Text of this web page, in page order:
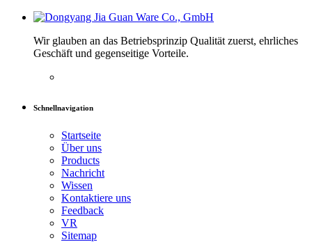
Wir glauben an das Betriebsprinzip Qualität zuerst, ehrliches
Geschäft und gegenseitige Vorteile.
Schnellnavigation
Startseite
Über uns
Products
Nachricht
Wissen
Kontaktiere uns
Feedback
VR
Sitemap